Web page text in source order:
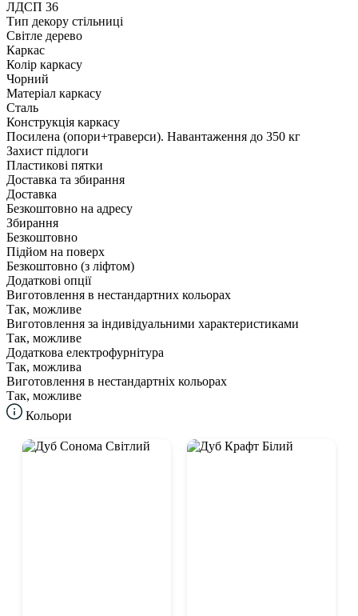
ЛДСП 36
Тип декору стільниці
Світле дерево
Каркас
Колір каркасу
Чорний
Матеріал каркасу
Сталь
Конструкція каркасу
Посилена (опори+траверси). Навантаження до 350 кг
Захист підлоги
Пластикові пятки
Доставка та збирання
Доставка
Безкоштовно на адресу
Збирання
Безкоштовно
Підйом на поверх
Безкоштовно (з ліфтом)
Додаткові опції
Виготовлення в нестандартних кольорах
Так, можливе
Виготовлення за індивідуальними характеристиками
Так, можливе
Додаткова електрофурнітура
Так, можлива
Виготовлення в нестандартніх кольорах
Так, можливе
Кольори